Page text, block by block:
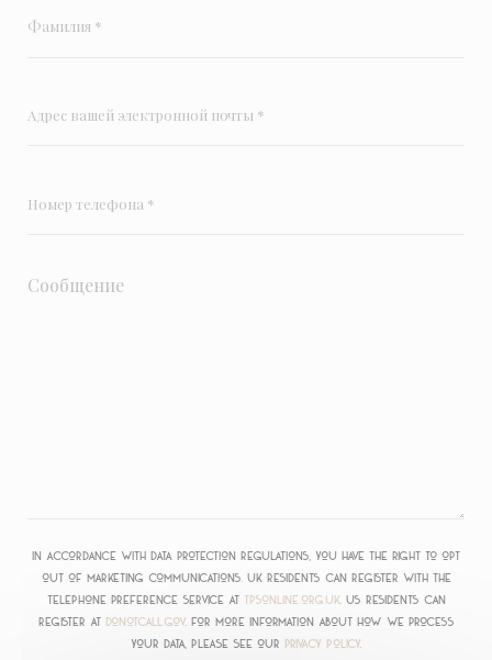
In accordance with data protection regulations, you have the right to opt
out of marketing communications. UK residents can register with the
Telephone Preference Service at tpsonline.org.uk. US residents can
register at donotcall.gov. For more information about how we process
your data, please see our privacy policy.